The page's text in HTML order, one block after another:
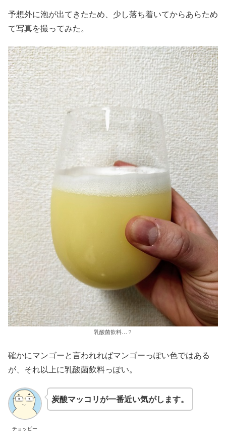
予想外に泡が出てきたため、少し落ち着いてからあらため
て写真を撮ってみた。
乳酸菌飲料…？
確かにマンゴーと言われればマンゴーっぽい色ではある
が、それ以上に乳酸菌飲料っぽい。
チョッピー
炭酸マッコリが一番近い気がします。